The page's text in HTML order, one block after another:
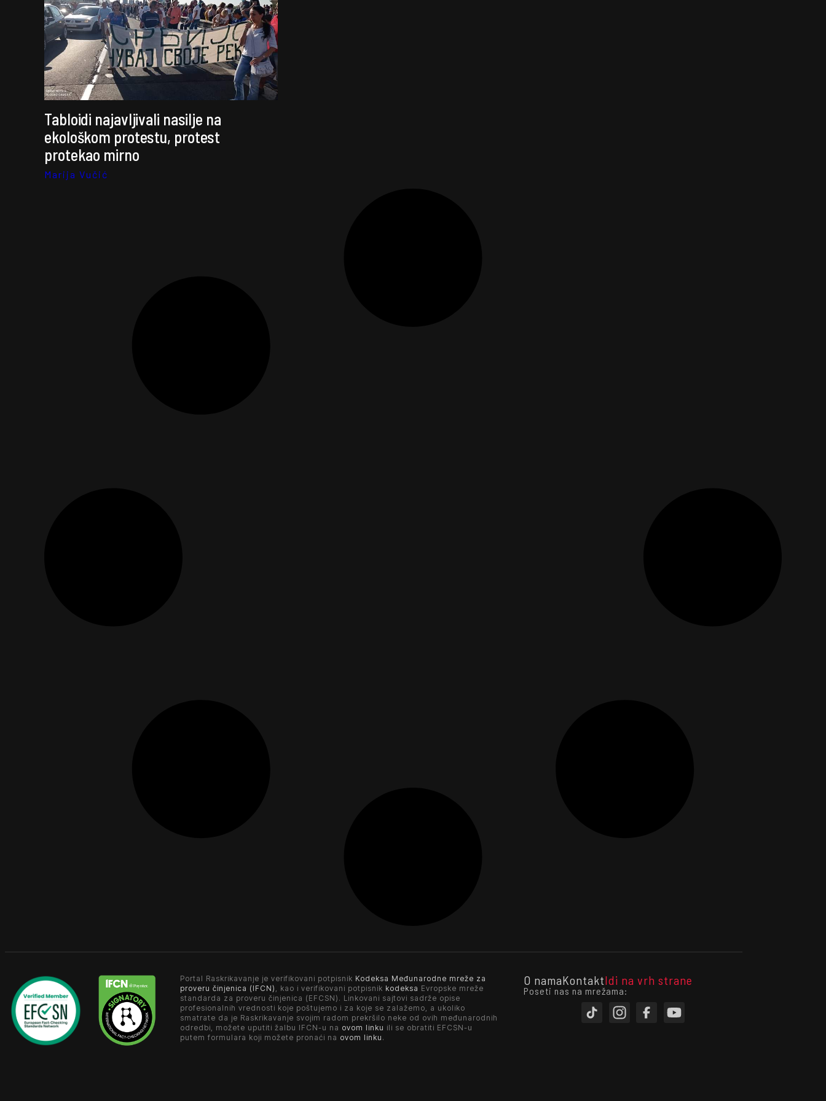
Tabloidi najavljivali nasilje na
ekološkom protestu, protest
protekao mirno
Marija Vučić
Portal Raskrikavanje je verifikovani potpisnik Kodeksa Međunarodne mreže za
proveru činjenica (IFCN) , kao i verifikovani potpisnik kodeksa Evropske mreže
standarda za proveru činjenica (EFCSN). Linkovani sajtovi sadrže opise
profesionalnih vrednosti koje poštujemo i za koje se zalažemo, a ukoliko
smatrate da je Raskrikavanje svojim radom prekršilo neke od ovih međunarodnih
odredbi, možete uputiti žalbu IFCN-u na ovom linku ili se obratiti EFCSN-u
putem formulara koji možete pronaći na ovom linku .
O namaKontaktIdi na vrh strane
Poseti nas na mrežama: